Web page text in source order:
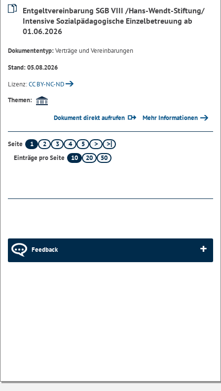
Entgeltvereinbarung SGB VIII /Hans-Wendt-Stiftung/
Intensive Sozialpädagogische Einzelbetreuung ab
01.06.2026
Dokumententyp:Verträge und Vereinbarungen
Stand: 05.08.2026
Lizenz:CC BY-NC-ND
Themen:
Dokument direkt aufrufen Mehr Informationen
Seite 1 2 3 4
5
Einträge pro Seite
10 20 50
Feedback